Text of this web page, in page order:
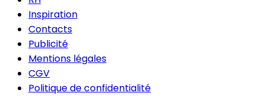
Inspiration
Contacts
Publicité
Mentions légales
CGV
Politique de confidentialité